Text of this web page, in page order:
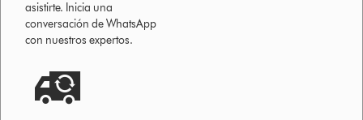
asistirte. Inicia una
conversación de WhatsApp
con nuestros expertos.